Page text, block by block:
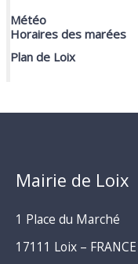
Météo
Horaires des marées
Plan de Loix
Mairie de Loix
1 Place du Marché
17111 Loix – FRANCE